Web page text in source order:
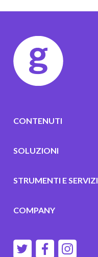
CONTENUTI
SOLUZIONI
STRUMENTI E SERVIZI
COMPANY